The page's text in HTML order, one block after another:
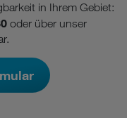
in Ihrem Gebiet:
oder über unser